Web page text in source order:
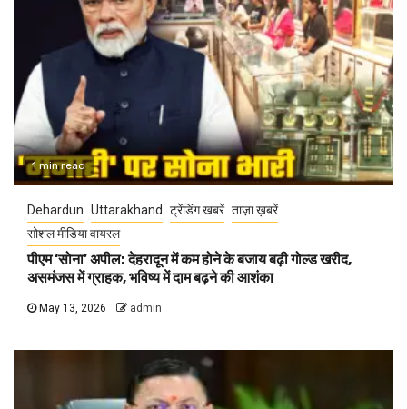
1 min read
Dehardun Uttarakhand ट्रेंडिंग खबरें ताज़ा ख़बरें
सोशल मीडिया वायरल
पीएम ‘सोना’ अपील: देहरादून में कम होने के बजाय बढ़ी गोल्ड खरीद,
असमंजस में ग्राहक, भविष्य में दाम बढ़ने की आशंका
May 13, 2026 admin